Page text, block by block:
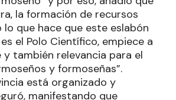
la formación de recursos
que hace que este eslabón
el Polo Científico, empiece a
también relevancia para el
y formoseñas”.
está organizado y
manifestando que